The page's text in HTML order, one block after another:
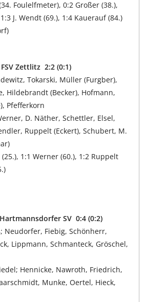
Foulelfmeter), 0:2 Großer (38.),
J. Wendt (69.), 1:4 Kauerauf (84.)
Zettlitz 2:2 (0:1)
Tokarski, Müller (Furgber),
Hildebrandt (Becker), Hofmann,
Pfefferkorn
D. Näther, Schettler, Elsel,
Ruppelt (Eckert), Schubert, M.
1:1 Werner (60.), 1:2 Ruppelt
SV 0:4 (0:2)
Neudorfer, Fiebig, Schönherr,
Lippmann, Schmanteck, Gröschel,
Hennicke, Nawroth, Friedrich,
Munke, Oertel, Hieck,